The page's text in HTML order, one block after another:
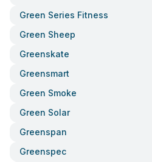
Green Series Fitness
Green Sheep
Greenskate
Greensmart
Green Smoke
Green Solar
Greenspan
Greenspec